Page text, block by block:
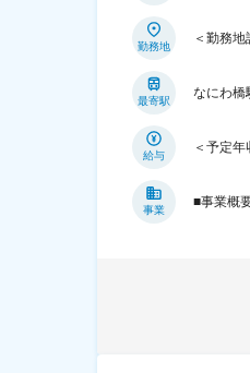
勤務地
＜勤務
最寄駅
なにわ橋
給与
＜予定
事業
■事業概